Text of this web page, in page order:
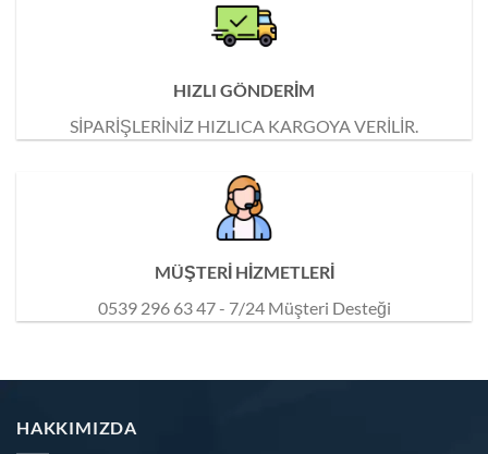
HIZLI GÖNDERİM
SİPARİŞLERİNİZ HIZLICA KARGOYA VERİLİR.
MÜŞTERİ HİZMETLERİ
0539 296 63 47 - 7/24 Müşteri Desteği
HAKKIMIZDA